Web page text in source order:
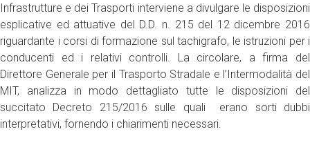
Infrastrutture e dei Trasporti interviene a divulgare le disposizioni
esplicative ed attuative del D.D. n. 215 del 12 dicembre 2016
riguardante i corsi di formazione sul tachigrafo, le istruzioni per i
conducenti ed i relativi controlli. La circolare, a firma del
Direttore Generale per il Trasporto Stradale e l’Intermodalità del
MIT, analizza in modo dettagliato tutte le disposizioni del
succitato Decreto 215/2016 sulle quali erano sorti dubbi
interpretativi, fornendo i chiarimenti necessari.